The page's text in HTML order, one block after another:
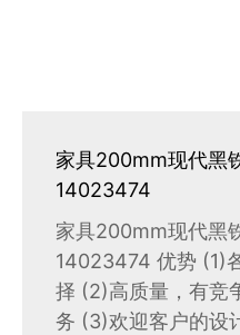
家具200mm现代黑
14023474
家具200mm现代黑
14023474 优势 (1)
择 (2)高质量，有竞
务 (3)欢迎客户的